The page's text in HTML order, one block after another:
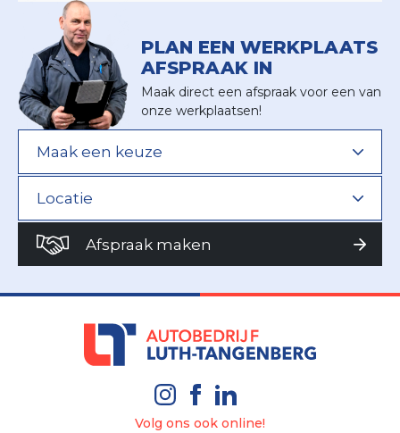
PLAN EEN WERKPLAATS
AFSPRAAK IN
Maak direct een afspraak voor een van
onze werkplaatsen!
Afspraak maken
Volg ons ook online!